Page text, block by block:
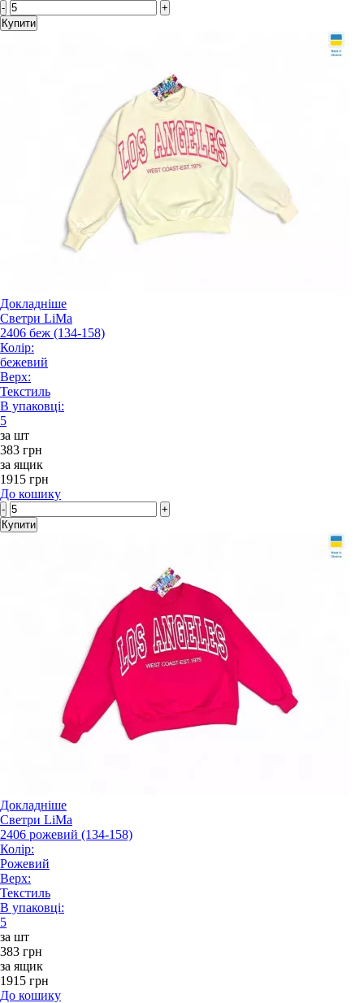
-
+
Купити
Докладніше
Светри LiMa
2406 беж (134-158)
Колір:
бежевий
Верх:
Текстиль
В упаковці:
5
за шт
383 грн
за ящик
1915 грн
До кошику
-
+
Купити
Докладніше
Светри LiMa
2406 рожевий (134-158)
Колір:
Рожевий
Верх:
Текстиль
В упаковці:
5
за шт
383 грн
за ящик
1915 грн
До кошику